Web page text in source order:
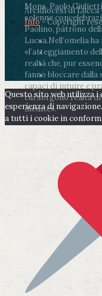
Mons. Paolo
solenne
Paolino, patrono
Lucca.Nell’omelia
«l’atteggiamento
realtà che, pur
fanno bloccare
capaci di intuire e
cui sorgono realtà
inedite».
Arcidiocesi di
Info- Copyright
Questo sito web utilizza i
esperienza di
a tutti i cookie in